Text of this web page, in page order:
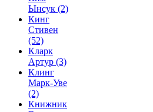
Ынсук (2)
Кинг
Стивен
(52)
Кларк
Артур (3)
Клинг
Марк-Уве
(2)
Книжник